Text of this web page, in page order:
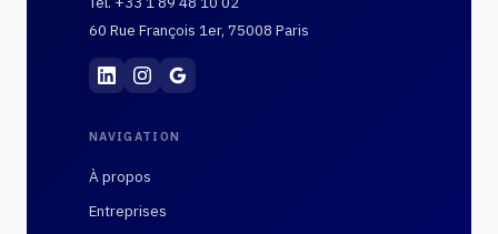
60 Rue François 1er, 75008 Paris
Mentivis·01 89 48 10 02
NAVIGATION
À propos
Entreprises